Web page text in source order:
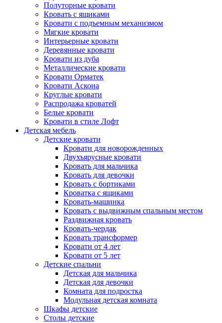
Полуторные кровати
Кровать с ящиками
Кровати с подъемным механизмом
Мягкие кровати
Интерьерные кровати
Деревянные кровати
Кровати из дуба
Металлические кровати
Кровати Орматек
Кровати Аскона
Круглые кровати
Распродажа кроватей
Белые кровати
Кровати в стиле Лофт
Детская мебель
Детские кровати
Кровати для новорожденных
Двухъярусные кровати
Кровать для мальчика
Кровать для девочки
Кровать с бортиками
Кроватка с ящиками
Кровать-машинка
Кровать с выдвижным спальным местом
Раздвижная кровать
Кровать-чердак
Кровать трансформер
Кровати от 4 лет
Кровати от 5 лет
Детские спальни
Детская для мальчика
Детская для девочки
Комната для подростка
Модульная детская комната
Шкафы детские
Столы детские